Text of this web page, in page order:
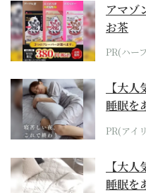
アマゾ
お茶
PR(ハー
【大
睡眠を
PR(アイ
【大
睡眠を